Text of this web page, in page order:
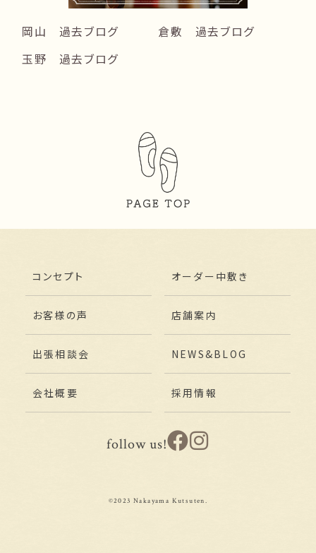
岡山 過去ブログ
倉敷 過去ブログ
玉野 過去ブログ
コンセプト オーダー中敷き
お客様の声 店舗案内
出張相談会 NEWS&BLOG
会社概要 採用情報
follow us!
©2023 Nakayama Kutsuten.